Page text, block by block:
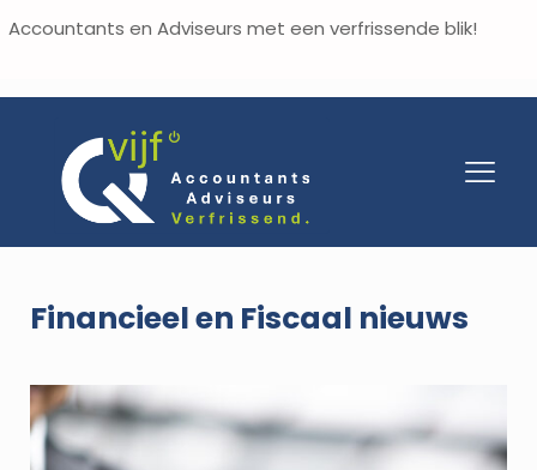
Accountants en Adviseurs met een verfrissende blik!
Financieel en Fiscaal nieuws